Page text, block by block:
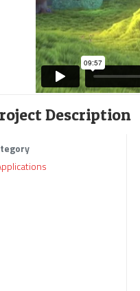
Description